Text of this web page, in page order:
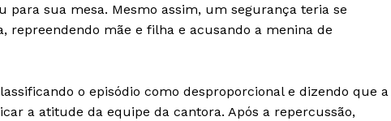
sua mesa. Mesmo assim, um segurança teria se
repreendendo mãe e filha e acusando a menina de
o episódio como desproporcional e dizendo que a
a atitude da equipe da cantora. Após a repercussão,